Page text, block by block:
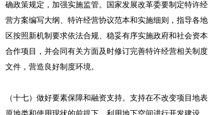
确政策规定，加强实施监管。国家发展改革委要制定特许经
营方案编写大纲、特许经营协议范本和实施细则，指导各地
区按照新机制要求依法合规、稳妥有序实施政府和社会资本
合作项目，并会同有关方面及时修订完善特许经营相关制度
文件，营造良好制度环境。
（十七）做好要素保障和融资支持。支持在不改变项目地表